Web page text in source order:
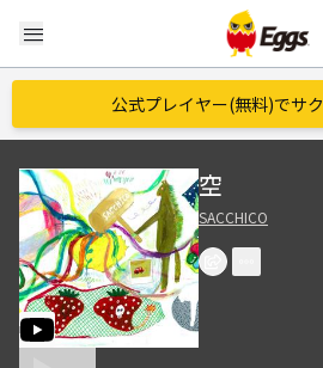
menu
公式プレイヤー(無料)でサ
空
SACCHICO